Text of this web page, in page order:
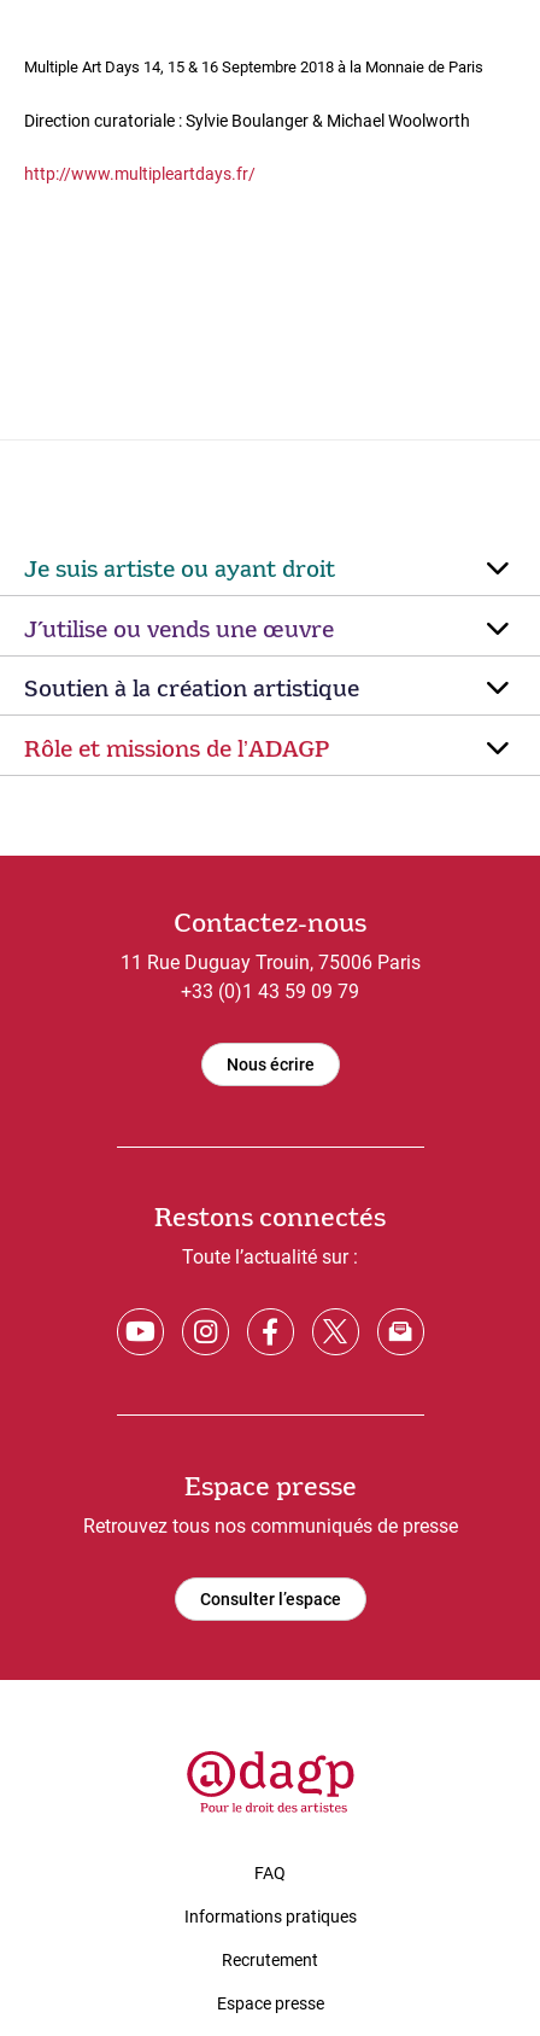
Multiple Art Days 14, 15 & 16 Septembre 2018 à la Monnaie de Paris
Direction curatoriale : Sylvie Boulanger & Michael Woolworth
http://www.multipleartdays.fr/
Je suis artiste ou ayant droit
J’utilise ou vends une œuvre
Soutien à la création artistique
Rôle et missions de lʼADAGP
Contactez-nous
11 Rue Duguay Trouin, 75006 Paris
+33 (0)1 43 59 09 79
Nous écrire
Restons connectés
Toute l’actualité sur :
Espace presse
Retrouvez tous nos communiqués de presse
Consulter l’espace
FAQ
Informations pratiques
Recrutement
Espace presse